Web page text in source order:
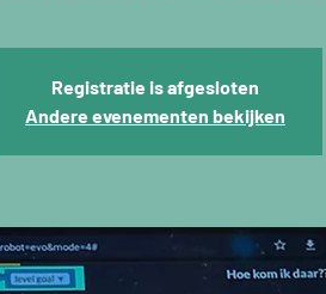
Registratie is afgesloten
Andere evenementen bekijken